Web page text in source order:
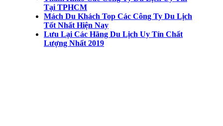
Tại TPHCM
Mách Du Khách Top Các Công Ty Du Lịch
Tốt Nhất Hiện Nay
Lưu Lại Các Hãng Du Lịch Uy Tín Chất
Lượng Nhất 2019